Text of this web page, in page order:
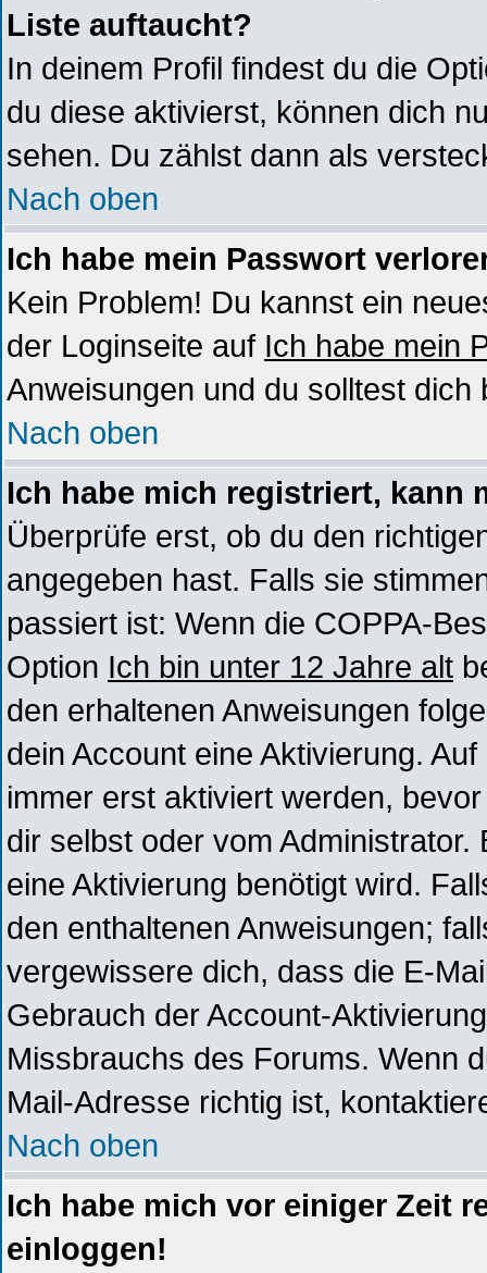
Liste auftaucht?
In deinem Profil findest du die
du diese aktivierst, können dich
sehen. Du zählst dann als
Nach oben
Ich habe mein Passwort
Kein Problem! Du kannst ein
der Loginseite auf Ich habe mein
Anweisungen und du solltest
Nach oben
Ich habe mich registriert, kann
Überprüfe erst, ob du den
angegeben hast. Falls sie
passiert ist: Wenn die COPPA-
Option Ich bin unter 12 Jahre alt
den erhaltenen Anweisungen
dein Account eine Aktivierung.
immer erst aktiviert werden,
dir selbst oder vom
eine Aktivierung benötigt wird.
den enthaltenen Anweisungen;
vergewissere dich, dass die E-
Gebrauch der Account-
Missbrauchs des Forums. Wenn
Mail-Adresse richtig ist,
Nach oben
Ich habe mich vor einiger Zeit
einloggen!